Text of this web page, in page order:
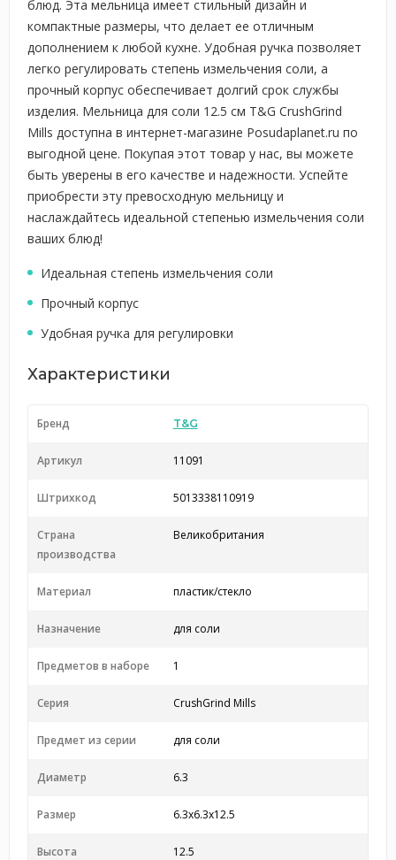
блюд. Эта мельница имеет стильный дизайн и
компактные размеры, что делает ее отличным
дополнением к любой кухне. Удобная ручка позволяет
легко регулировать степень измельчения соли, а
прочный корпус обеспечивает долгий срок службы
изделия. Мельница для соли 12.5 см T&G CrushGrind
Mills доступна в интернет-магазине Posudaplanet.ru по
выгодной цене. Покупая этот товар у нас, вы можете
быть уверены в его качестве и надежности. Успейте
приобрести эту превосходную мельницу и
наслаждайтесь идеальной степенью измельчения соли
ваших блюд!
Идеальная степень измельчения соли
Прочный корпус
Удобная ручка для регулировки
Характеристики
Бренд T&G
Артикул 11091
Штрихкод 5013338110919
Страна
производства
Великобритания
Материал пластик/стекло
Назначение для соли
Предметов в наборе 1
Серия CrushGrind Mills
Предмет из серии для соли
Диаметр 6.3
Размер 6.3x6.3x12.5
Высота 12.5